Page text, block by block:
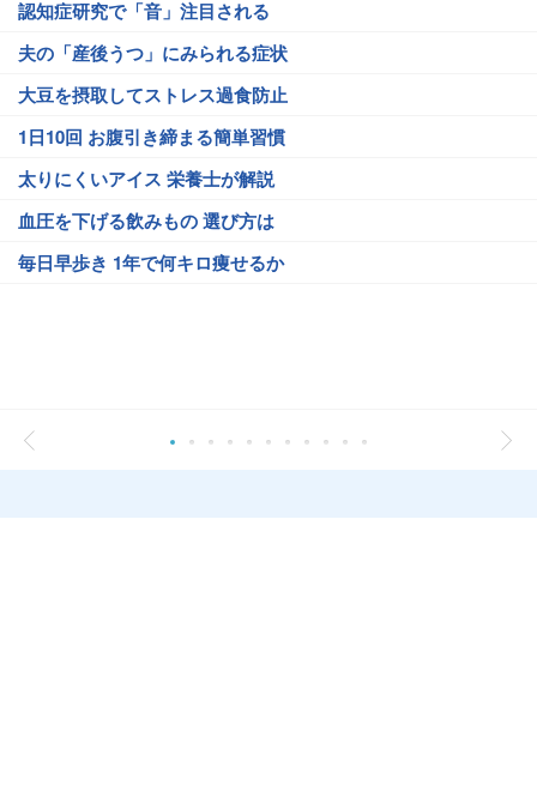
認知症研究で「音」注目される
夫の「産後うつ」にみられる症状
大豆を摂取してストレス過食防止
1日10回 お腹引き締まる簡単習慣
太りにくいアイス 栄養士が解説
血圧を下げる飲みもの 選び方は
毎日早歩き 1年で何キロ痩せるか